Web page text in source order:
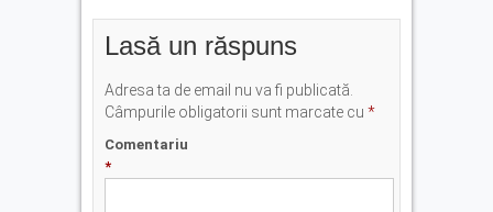
Lasă un răspuns
Adresa ta de email nu va fi publicată.
Câmpurile obligatorii sunt marcate cu *
Comentariu
*